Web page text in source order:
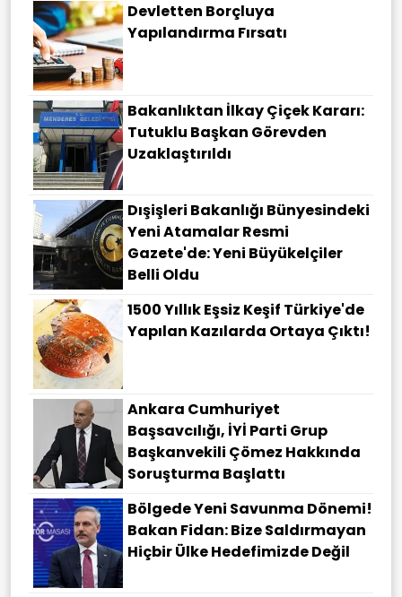
Devletten Borçluya
Yapılandırma Fırsatı
Bakanlıktan İlkay Çiçek Kararı:
Tutuklu Başkan Görevden
Uzaklaştırıldı
Dışişleri Bakanlığı Bünyesindeki
Yeni Atamalar Resmi
Gazete'de: Yeni Büyükelçiler
Belli Oldu
1500 Yıllık Eşsiz Keşif Türkiye'de
Yapılan Kazılarda Ortaya Çıktı!
Ankara Cumhuriyet
Başsavcılığı, İYİ Parti Grup
Başkanvekili Çömez Hakkında
Soruşturma Başlattı
Bölgede Yeni Savunma Dönemi!
Bakan Fidan: Bize Saldırmayan
Hiçbir Ülke Hedefimizde Değil